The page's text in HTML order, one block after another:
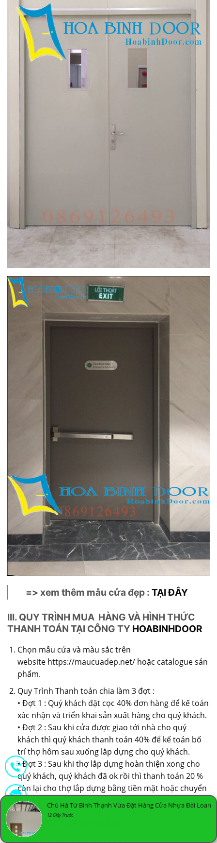
=> xem thêm mẫu cửa đẹp : TẠI ĐÂY
III. QUY TRÌNH MUA HÀNG VÀ HÌNH THỨC
THANH TOÁN TẠI CÔNG TY HOABINHDOOR
Chọn mẫu cửa và màu sắc trên
website https://maucuadep.net/hoặc catalogue sản
phẩm.
Quy Trình Thanh toán chia làm 3 đợt :
• Đợt 1 : Quý khách đặt cọc 40% đơn hàng để kế toán
xác nhận và triển khai sản xuất hàng cho quý khách.
• Đợt 2 : Sau khi cửa được giao tới nhà cho quý
khách thì quý khách thanh toán 40% để kế toán bố
trí thợ hôm sau xuống lắp dựng cho quý khách.
• Đợt 3 : Sau khi thợ lắp dựng hoàn thiện xong cho
quý khách, quý khách đã ok rồi thì thanh toán 20 %
còn lại cho thợ lắp dựng bằng tiền mặt hoặc chuyển
khoản.
IV. THÔNG TIN MUA HÀNG
Chú Hà Từ Bình Thạnh Vừa Đặt Hàng Cửa Nhựa Đài Loan
12 Giây Trước